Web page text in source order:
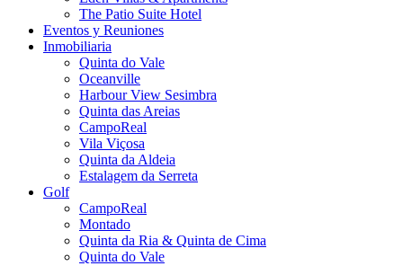
The Patio Suite Hotel
Eventos y Reuniones
Inmobiliaria
Quinta do Vale
Oceanville
Harbour View Sesimbra
Quinta das Areias
CampoReal
Vila Viçosa
Quinta da Aldeia
Estalagem da Serreta
Golf
CampoReal
Montado
Quinta da Ria & Quinta de Cima
Quinta do Vale